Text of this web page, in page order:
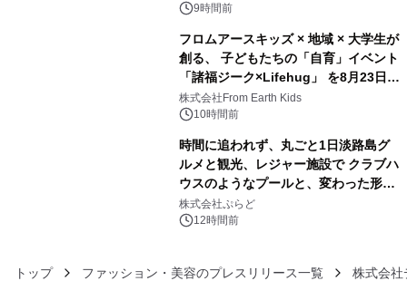
9時間前
フロムアースキッズ × 地域 × 大学生が
創る、 子どもたちの「自育」イベント
「諸福ジーク×Lifehug」 を8月23日
(日)開催
株式会社From Earth Kids
10時間前
時間に追われず、丸ごと1日淡路島グ
ルメと観光、レジャー施設で クラブハ
ウスのようなプールと、変わった形の
サウナも 「THE BOXY AWAJI」のお
得な素泊まり連泊プランで
株式会社ぷらど
12時間前
トップ ファッション・美容のプレスリリース一覧 株式会社